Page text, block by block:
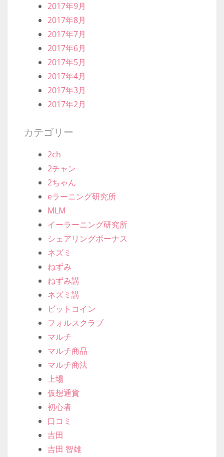
2017年9月
2017年8月
2017年7月
2017年6月
2017年5月
2017年4月
2017年3月
2017年2月
カテゴリー
2ch
2チャン
2ちゃん
eラーニング研究所
MLM
イーラーニング研究所
シェアリングボーナス
ネズミ
ねずみ
ねずみ講
ネズミ講
ビットコイン
フォルスクラブ
マルチ
マルチ商品
マルチ商法
上場
仮想通貨
初心者
口コミ
吉田
吉田 智雄